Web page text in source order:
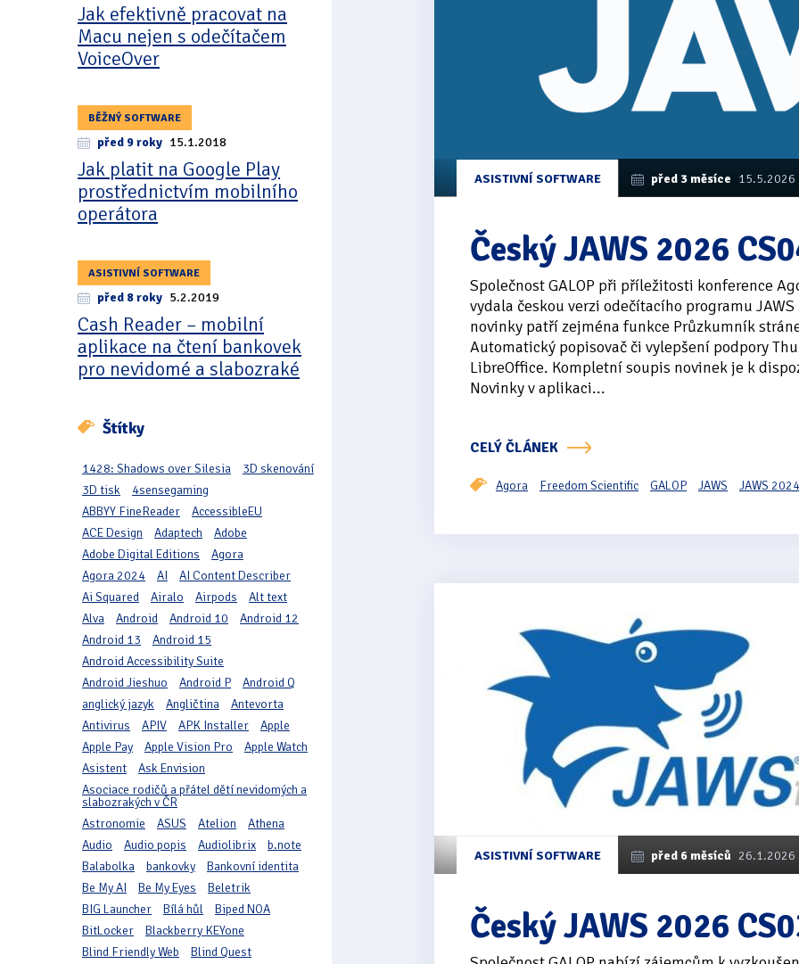
Jak efektivně pracovat na
Macu nejen s odečítačem
VoiceOver
BĚŽNÝ SOFTWARE
před 9 roky 15.1.2018
Jak platit na Google Play
prostřednictvím mobilního
operátora
ASISTIVNÍ SOFTWARE
před 8 roky 5.2.2019
Cash Reader – mobilní
aplikace na čtení bankovek
pro nevidomé a slabozraké
Štítky
1428: Shadows over Silesia
3D skenování
3D tisk
4sensegaming
ABBYY FineReader
AccessibleEU
ACE Design
Adaptech
Adobe
Adobe Digital Editions
Agora
Agora 2024
AI
AI Content Describer
Ai Squared
Airalo Airpods
Alt text
Alva
Android Android 10
Android 12
Android 13
Android 15
Android Accessibility Suite
Android Jieshuo
Android P
Android Q
anglický jazyk
Angličtina
Antevorta
Antivirus
APIV APK Installer
Apple
Apple Pay
Apple Vision Pro
Apple Watch
Asistent
Ask Envision
Asociace rodičů a přátel dětí nevidomých a
slabozrakých v ČR
Astronomie
ASUS Atelion
Athena
Audio
Audio popis Audiolibrix
b.note
Balabolka
bankovky
Bankovní identita
Be My AI
Be My Eyes
Beletrik
BIG Launcher
Bílá hůl
Biped NOA
BitLocker
Blackberry KEYone
Blind Friendly Web
Blind Quest
ASISTIVNÍ SOFTWARE před 3 měsíce 15.5.2026
Český JAWS 2026
Společnost GALOP při příležitosti konference
vydala českou verzi odečítacího programu
novinky patří zejména funkce Průzkumník
Automatický popisovač či vylepšení podpory
LibreOffice. Kompletní soupis novinek je k
Novinky v aplikaci...
CELÝ ČLÁNEK
Agora Freedom Scientific GALOP JAWS JAWS 2024
ASISTIVNÍ SOFTWARE před 6 měsíců 26.1.2026
Český JAWS 2026